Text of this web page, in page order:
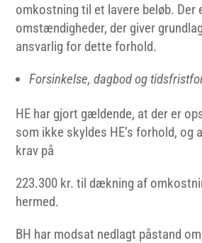
omkostning til et lavere beløb. Der
omstændigheder, der giver
ansvarlig for dette forhold.
Forsinkelse,dagbod og
HE har gjort gældende, at der er
som ikke skyldes HE’s forhold, og
krav på
223.300 kr. til dækning af
hermed.
BH har modsat nedlagt påstand